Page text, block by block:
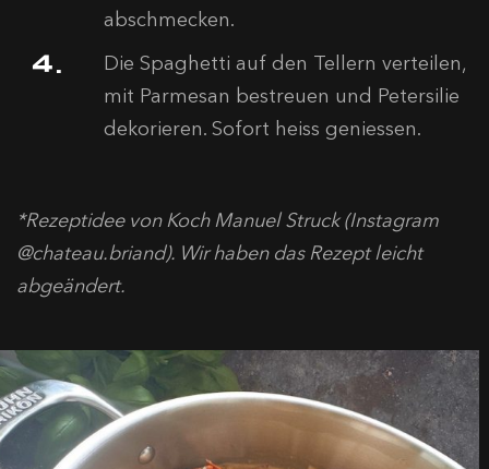
abschmecken.
Die Spaghetti auf den Tellern verteilen,
mit Parmesan bestreuen und Petersilie
dekorieren. Sofort heiss geniessen.
*Rezeptidee von Koch Manuel Struck (Instagram
@chateau.briand). Wir haben das Rezept leicht
abgeändert.